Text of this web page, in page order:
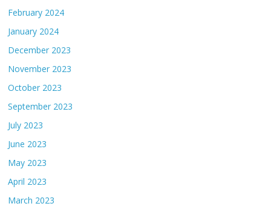
February 2024
January 2024
December 2023
November 2023
October 2023
September 2023
July 2023
June 2023
May 2023
April 2023
March 2023